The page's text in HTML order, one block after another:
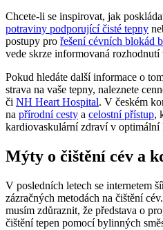
Chcete-li se inspirovat, jak
potraviny podporující čisté tepny
postupy pro řešení cévních blokád
vede skrze informovaná
Pokud hledáte další informace o
strava na vaše tepny, naleznete
či NH Heart Hospital. V českém
na přírodní cesty a celostní přístup,
kardiovaskulární zdraví v optimální
Mýty o čištění cév a
V posledních letech se internetem
zázračných metodách na čištění
musím zdůraznit, že představa o
čištění tepen pomocí bylinných